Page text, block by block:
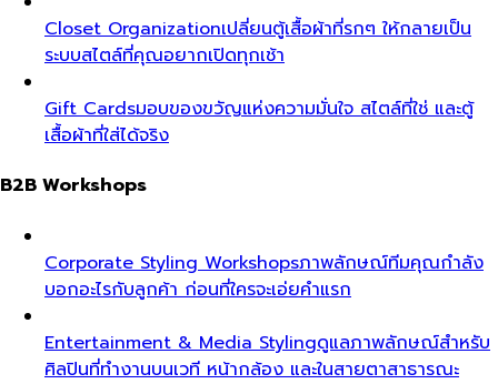
Closet Organizationเปลี่ยนตู้เสื้อผ้าที่รกๆ ให้กลายเป็น
ระบบสไตล์ที่คุณอยากเปิดทุกเช้า
Gift Cardsมอบของขวัญแห่งความมั่นใจ สไตล์ที่ใช่ และตู้
เสื้อผ้าที่ใส่ได้จริง
B2B Workshops
Corporate Styling Workshopsภาพลักษณ์ทีมคุณกำลัง
บอกอะไรกับลูกค้า ก่อนที่ใครจะเอ่ยคำแรก
Entertainment & Media Stylingดูแลภาพลักษณ์สำหรับ
ศิลปินที่ทำงานบนเวที หน้ากล้อง และในสายตาสาธารณะ